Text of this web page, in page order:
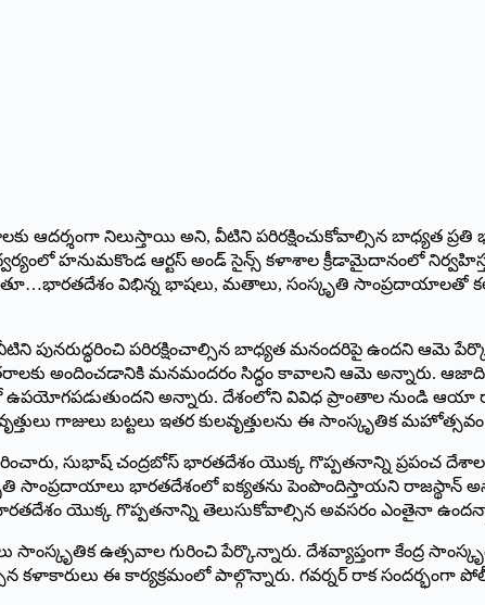
ఆదర్శంగా నిలుస్తాయి అని, వీటిని పరిరక్షించుకోవాల్సిన బాధ్యత
హనుమకొండ ఆర్టస్ అం‌డ్‌ ‌సైన్స్ ‌కళాశాల క్రీడామైదానంలో
విభిన్న భాషలు, మతాలు, సంస్కృతి సాంప్రదాయాలతో
పరిరక్షించాల్సిన బాధ్యత మనందరిపై ఉందని ఆమె
అందించడానికి మనమందరం సిద్ధం కావాలని ఆమె అన్నారు.
అన్నారు. దేశంలోని వివిధ ప్రాంతాల నుండి ఆయా
గాజులు బట్టలు ఇతర కులవృత్తులను ఈ సాంస్కృతిక మహోత్సవం
సుభాష్‌ ‌చంద్రబోస్‌ ‌భారతదేశం యొక్క గొప్పతనాన్ని ప్రపంచ
సాంప్రదాయాలు భారతదేశంలో ఐక్యతను పెంపొందిస్తాయని రాజస్థాన్‌
యొక్క గొప్పతనాన్ని తెలుసుకోవాల్సిన అవసరం ఎంతైనా
ఉత్సవాల గురించి పేర్కొన్నారు. దేశవ్యాప్తంగా కేంద్ర
ఈ కార్యక్రమంలో పాల్గొన్నారు. గవర్నర్‌ ‌రాక సందర్భంగా